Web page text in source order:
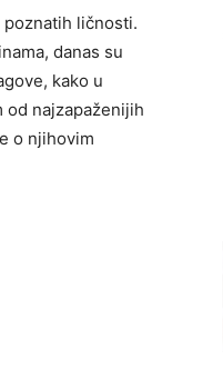
ličnosti.
danas su
kako u
od najzapaženijih
o njihovim